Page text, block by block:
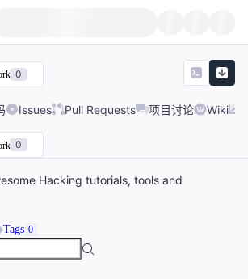
0
Issues Pull Requests 项目讨论 Wiki
0
Hacking tutorials, tools and
Tags 0